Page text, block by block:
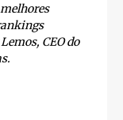
CEO do